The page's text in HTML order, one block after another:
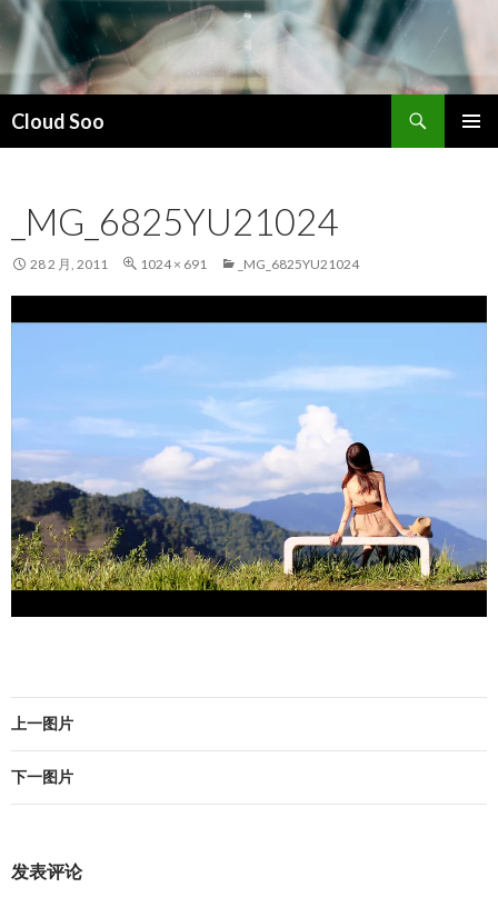
Cloud Soo
索
_MG_6825YU21024
28 2 月, 2011 1024 × 691 _MG_6825YU21024
上一图片
下一图片
发表评论